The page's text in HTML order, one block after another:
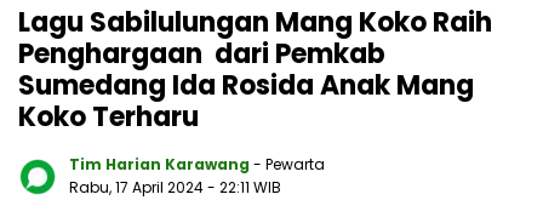
Lagu Sabilulungan Mang Koko Raih
Penghargaan dari Pemkab
Sumedang Ida Rosida Anak Mang
Koko Terharu
Tim Harian Karawang - Pewarta
Rabu, 17 April 2024- 22:11 WIB